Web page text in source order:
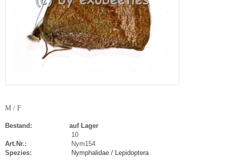
M / F
Bestand:
auf Lager
10
Art.Nr.:
Nym154
Spezies:
Nymphalidae / Lepidoptera